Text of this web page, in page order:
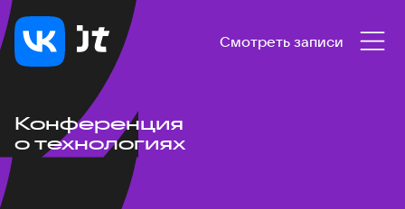
Смотреть записи
Конференция
о технологиях